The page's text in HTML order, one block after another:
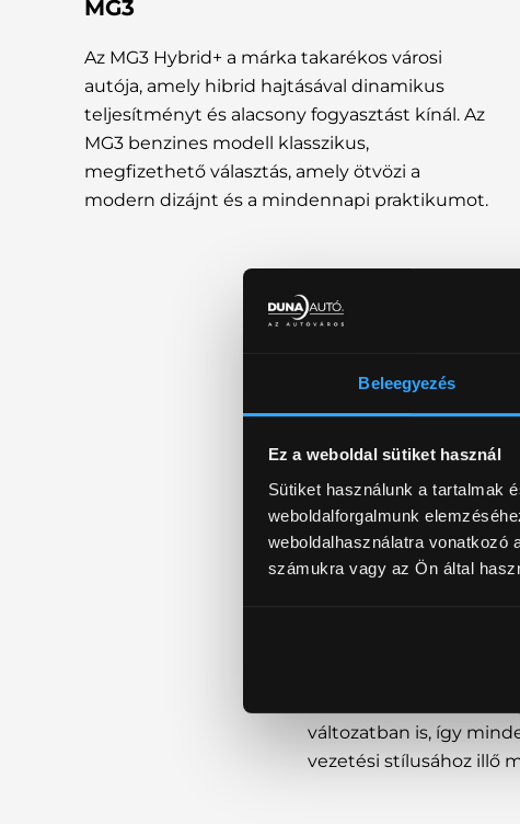
Beleegyezés
Ez a weboldal sütiket használ
Sütiket használunk a tartalmak
weboldalforgalmunk
weboldalhasználatra vonatkozó
számukra vagy az Ön által
MG3
Az MG3 Hybrid+ a márka takarékos városi
autója, amely hibrid hajtásával dinamikus
teljesítményt és alacsony fogyasztást kínál. Az
MG3 benzines modell klasszikus,
megfizethető választás, amely ötvözi a
modern dizájnt és a mindennapi praktikumot.
MG ZS
Az MG ZS egy
változatban is, így
vezetési stílusához illő